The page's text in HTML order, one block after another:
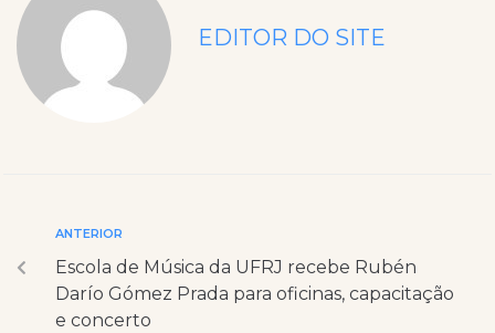
EDITOR DO SITE
ANTERIOR
Escola de Música da UFRJ recebe Rubén
Darío Gómez Prada para oficinas, capacitação
e concerto